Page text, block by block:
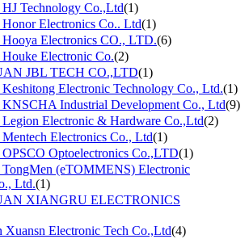
Technology Co.,Ltd(1)
Electronics Co.. Ltd(1)
Electronics CO., LTD.(6)
Electronic Co.(2)
JBL TECH CO.,LTD(1)
Electronic Technology Co., Ltd.(1)
KNSCHA Industrial Development Co., Ltd(9)
Electronic & Hardware Co.,Ltd(2)
Electronics Co., Ltd(1)
Optoelectronics Co.,LTD(1)
TongMen (eTOMMENS) Electronic
Ltd.(1)
XIANGRU ELECTRONICS
Xuansn Electronic Tech Co.,Ltd(4)